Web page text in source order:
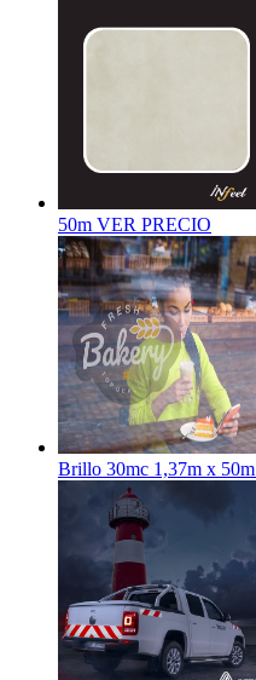
50m VER PRECIO
Brillo 30mc 1,37m x 50m